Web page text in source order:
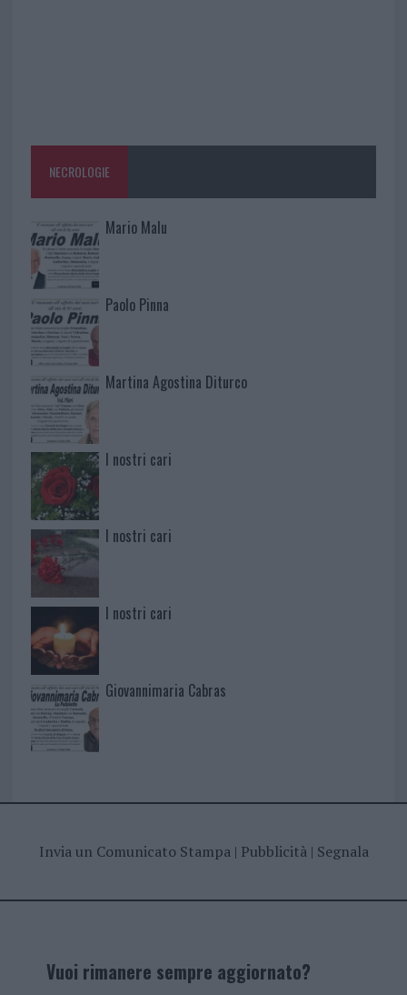
NECROLOGIE
Mario Malu
Paolo Pinna
Martina Agostina Diturco
I nostri cari
I nostri cari
I nostri cari
Giovannimaria Cabras
Invia un Comunicato Stampa| Pubblicità| Segnala
Vuoi rimanere sempre aggiornato?